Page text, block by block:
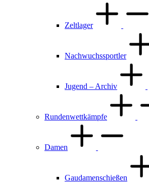
Zeltlager
Nachwuchssportler
Jugend – Archiv
Rundenwettkämpfe
Damen
Gaudamenschießen